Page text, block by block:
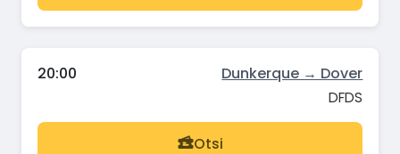
20:00 Dunkerque → Dover
DFDS
Otsi